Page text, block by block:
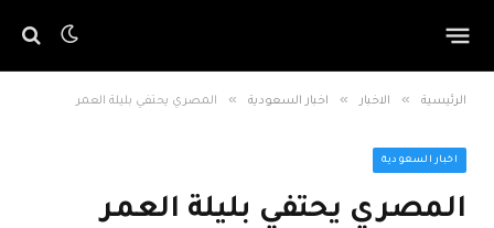
الرئيسية » الاخبار » اخبار السعودية » المصري يحتفي بليلة العمر
اخبار السعودية
المصري يحتفي بليلة العمر